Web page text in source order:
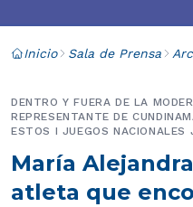
Inicio Sala de Prensa
María
atleta que
DENTRO Y FUERA DE LA
REPRESENTANTE DE
ESTOS I JUEGOS NACIONALES